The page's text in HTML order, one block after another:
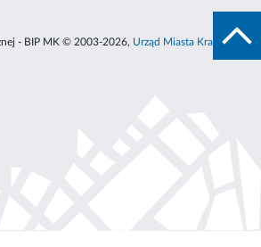
- BIP MK © 2003-2026, Urząd Miasta Krakowa